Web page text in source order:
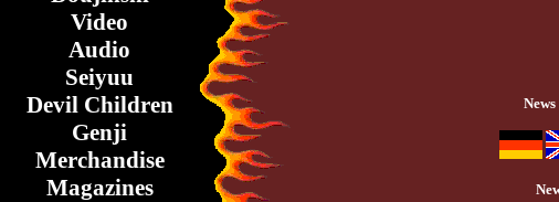
Video
Audio
Seiyuu
Devil Children
Genji
Merchandise
Magazines
News